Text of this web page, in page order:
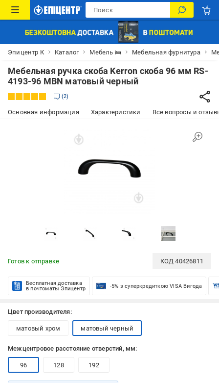
Эпицентр К Каталог Мебель 🛌 Мебельная фурнитура
Мебельная ручка скоба Kerron скоба 96 мм RS-
4193-96 MBN матовый черный
2
Основная информация Характеристики Все вопросы и
Готов к отправке КОД40426811
Бесплатная доставка
в почтоматы Эпицентр
-5% з суперкредиткою VISA Вигода
Цвет производителя:
матовый хром матовый черный
Межцентровое расстояние отверстий, мм:
96 128 192